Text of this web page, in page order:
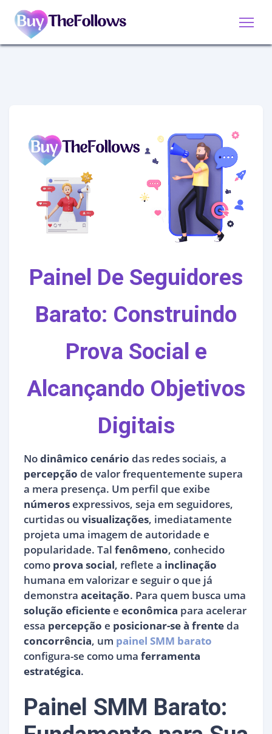
Painel De Seguidores
Barato: Construindo
Prova Social e
Alcançando Objetivos
Digitais
Nodinâmico cenário das redes sociais, a
percepção de valor frequentemente supera
a mera presença. Um perfil que exibe
númerosexpressivos, seja em seguidores,
curtidas ou visualizações, imediatamente
projeta uma imagem de autoridade e
popularidade. Tal fenômeno, conhecido
como prova social, reflete a inclinação
humana em valorizar e seguir o que já
demonstra aceitação. Para quem busca uma
solução eficientee econômica para acelerar
essa percepção e posicionar-se à frenteda
concorrência, um painel SMM barato
configura-se como uma ferramenta
estratégica.
Painel SMM Barato: